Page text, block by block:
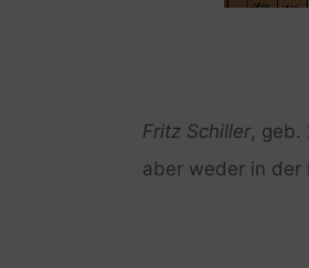
Fritz Schiller, geb.
aber weder in der